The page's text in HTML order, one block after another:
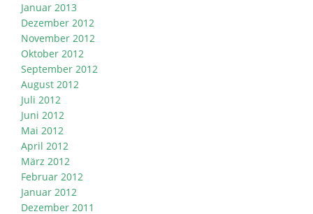
Januar 2013
Dezember 2012
November 2012
Oktober 2012
September 2012
August 2012
Juli 2012
Juni 2012
Mai 2012
April 2012
März 2012
Februar 2012
Januar 2012
Dezember 2011